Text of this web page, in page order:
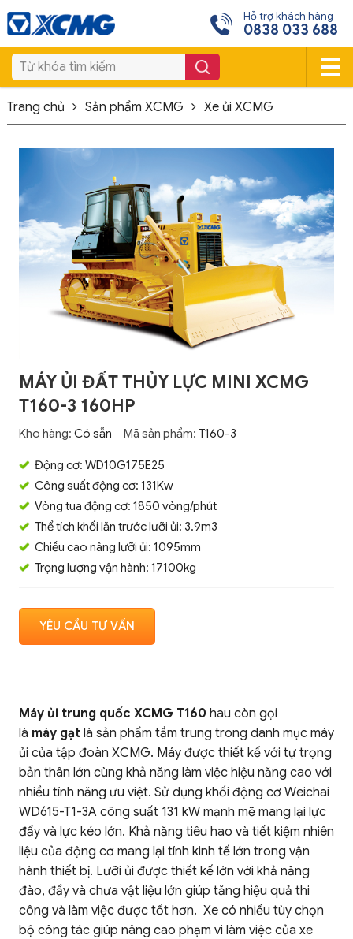
Hỗ trợ khách hàng
0838 033 688
Trang chủ Sản phẩm XCMG Xe ủi XCMG
MÁY ỦI ĐẤT THỦY LỰC MINI XCMG
T160-3 160HP
Kho hàng: Có sẵn Mã sản phẩm: T160-3
Động cơ: WD10G175E25
Công suất động cơ: 131Kw
Vòng tua động cơ: 1850 vòng/phút
Thể tích khối lăn trước lưỡi ủi: 3.9m3
Chiều cao nâng lưỡi ủi: 1095mm
Trọng lượng vận hành: 17100kg
YÊU CẦU TƯ VẤN
Máy ủi trung quốc XCMG T160 hau còn gọi
là máy gạtlà sản phẩm tầm trung trong danh mục máy
ủi của tập đoàn XCMG. Máy được thiết kế với tự trọng
bản thân lớn cùng khả năng làm việc hiệu năng cao với
nhiều tính năng ưu việt. Sử dụng khối động cơ Weichai
WD615-T1-3A công suất 131 kW mạnh mẽ mang lại lực
đẩy và lực kéo lớn. Khả năng tiêu hao và tiết kiệm nhiên
liệu của động cơ mang lại tính kinh tế lớn trong vận
hành thiết bị. Lưỡi ủi được thiết kế lớn với khả năng
đào, đẩy và chưa vật liệu lớn giúp tăng hiệu quả thi
công và làm việc được tốt hơn. Xe có nhiều tùy chọn
bộ công tác giúp nâng cao phạm vi làm việc của xe